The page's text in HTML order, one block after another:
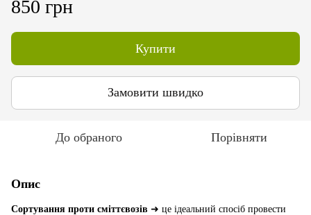
850 грн
Купити
Замовити швидко
До обраного Порівняти
Опис
Сортування проти сміттєвозів ➜ це ідеальний спосіб провести